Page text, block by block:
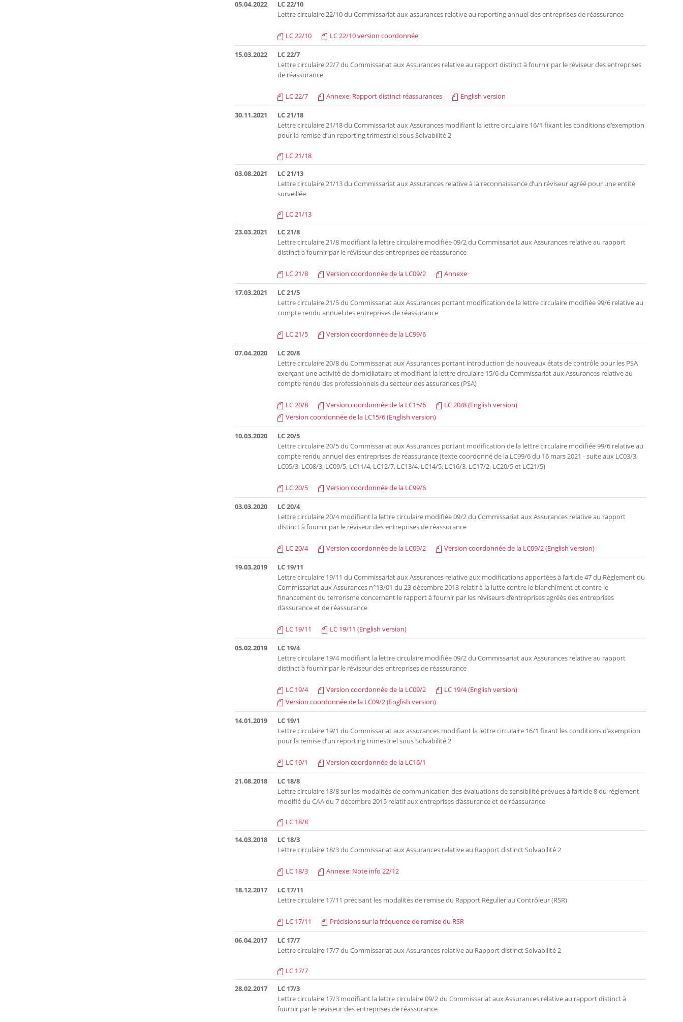
05.04.2022
LC 22/10
Lettre circulaire 22/10 du Commissariat aux assurances relative au reporting annuel des entreprises de réassurance
LC 22/10 LC 22/10 version coordonnée
15.03.2022
LC 22/7
Lettre circulaire 22/7 du Commissariat aux Assurances relative au rapport distinct à fournir par le réviseur des entreprises
de réassurance
LC 22/7 Annexe: Rapport distinct réassurances English version
30.11.2021
LC 21/18
Lettre circulaire 21/18 du Commissariat aux Assurances modifiant la lettre circulaire 16/1 fixant les conditions d’exemption
pour la remise d’un reporting trimestriel sous Solvabilité 2
LC 21/18
03.08.2021
LC 21/13
Lettre circulaire 21/13 du Commissariat aux Assurances relative à la reconnaissance d’un réviseur agréé pour une entité
surveillée
LC 21/13
23.03.2021
LC 21/8
Lettre circulaire 21/8 modifiant la lettre circulaire modifiée 09/2 du Commissariat aux Assurances relative au rapport
distinct à fournir par le réviseur des entreprises de réassurance
LC 21/8 Version coordonnée de la LC09/2 Annexe
17.03.2021
LC 21/5
Lettre circulaire 21/5 du Commissariat aux Assurances portant modification de la lettre circulaire modifiée 99/6 relative au
compte rendu annuel des entreprises de réassurance
LC 21/5 Version coordonnée de la LC99/6
07.04.2020
LC 20/8
Lettre circulaire 20/8 du Commissariat aux Assurances portant introduction de nouveaux états de contrôle pour les PSA
exerçant une activité de domiciliataire et modifiant la lettre circulaire 15/6 du Commissariat aux Assurances relative au
compte rendu des professionnels du secteur des assurances (PSA)
LC 20/8 Version coordonnée de la LC15/6
LC 20/8 (English version)
Version coordonnée de la LC15/6 (English version)
10.03.2020
LC 20/5
Lettre circulaire 20/5 du Commissariat aux Assurances portant modification de la lettre circulaire modifiée 99/6 relative au
compte rendu annuel des entreprises de réassurance (texte coordonné de la LC99/6 du 16 mars 2021 - suite aux LC03/3,
LC05/3, LC08/3, LC09/5, LC11/4, LC12/7, LC13/4, LC14/5, LC16/3, LC17/2, LC20/5 et LC21/5)
LC 20/5 Version coordonnée de la LC99/6
03.03.2020
LC 20/4
Lettre circulaire 20/4 modifiant la lettre circulaire modifiée 09/2 du Commissariat aux Assurances relative au rapport
distinct à fournir par le réviseur des entreprises de réassurance
LC 20/4 Version coordonnée de la LC09/2 Version coordonnée de la LC09/2 (English version)
19.03.2019
LC 19/11
Lettre circulaire 19/11 du Commissariat aux Assurances relative aux modifications apportées à l’article 47 du Règlement du
Commissariat aux Assurances n°13/01 du 23 décembre 2013 relatif à la lutte contre le blanchiment et contre le
financement du terrorisme concernant le rapport à fournir par les réviseurs d’entreprises agréés des entreprises
d’assurance et de réassurance
LC 19/11 LC 19/11 (English version)
05.02.2019
LC 19/4
Lettre circulaire 19/4 modifiant la lettre circulaire modifiée 09/2 du Commissariat aux Assurances relative au rapport
distinct à fournir par le réviseur des entreprises de réassurance
LC 19/4 Version coordonnée de la LC09/2
LC 19/4 (English version)
Version coordonnée de la LC09/2 (English version)
14.01.2019
LC 19/1
Lettre circulaire 19/1 du Commissariat aux assurances modifiant la lettre circulaire 16/1 fixant les conditions d’exemption
pour la remise d’un reporting trimestriel sous Solvabilité 2
LC 19/1 Version coordonnée de la LC16/1
21.08.2018
LC 18/8
Lettre circulaire 18/8 sur les modalités de communication des évaluations de sensibilité prévues à l’article 8 du règlement
modifié du CAA du 7 décembre 2015 relatif aux entreprises d’assurance et de réassurance
LC 18/8
14.03.2018
LC 18/3
Lettre circulaire 18/3 du Commissariat aux Assurances relative au Rapport distinct Solvabilité 2
LC 18/3 Annexe: Note info 22/12
18.12.2017
LC 17/11
Lettre circulaire 17/11 précisant les modalités de remise du Rapport Régulier au Contrôleur (RSR)
LC 17/11 Précisions sur la fréquence de remise du RSR
06.04.2017
LC 17/7
Lettre circulaire 17/7 du Commissariat aux Assurances relative au Rapport distinct Solvabilité 2
LC 17/7
28.02.2017
LC 17/3
Lettre circulaire 17/3 modifiant la lettre circulaire 09/2 du Commissariat aux Assurances relative au rapport distinct à
fournir par le réviseur des entreprises de réassurance